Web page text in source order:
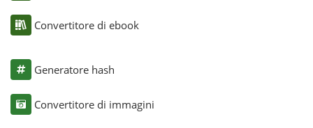
Convertitore di ebook
Generatore hash
Convertitore di immagini